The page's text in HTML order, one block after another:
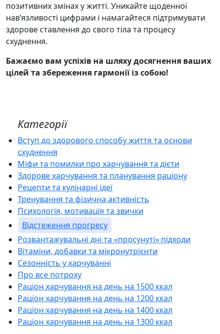
позитивних змінах у житті. Уникайте щоденної
нав’язливості цифрами і намагайтеся підтримувати
здорове ставлення до свого тіла та процесу
схуднення.
Бажаємо вам успіхів на шляху досягнення ваших
цілей та збереження гармонії із собою!
Категорії
Вступ до здорового способу життя та основи
схуднення
Міфи та помилки про харчування та дієти
Здорове харчування та планування раціону
Рецепти та кулінарні ідеї
Тренування та фізична активність
Психологія, мотивація та звички
Відстеження прогресу
Розвантажувальні дні та «просунуті» підходи
Вітаміни, добавки та мікронутрієнти
Сезонність у харчуванні
Про все потроху
Раціон харчування на день на 1500 ккал
Раціон харчування на день на 1200 ккал
Раціон харчування на день на 1400 ккал
Раціон харчування на день на 1300 ккал